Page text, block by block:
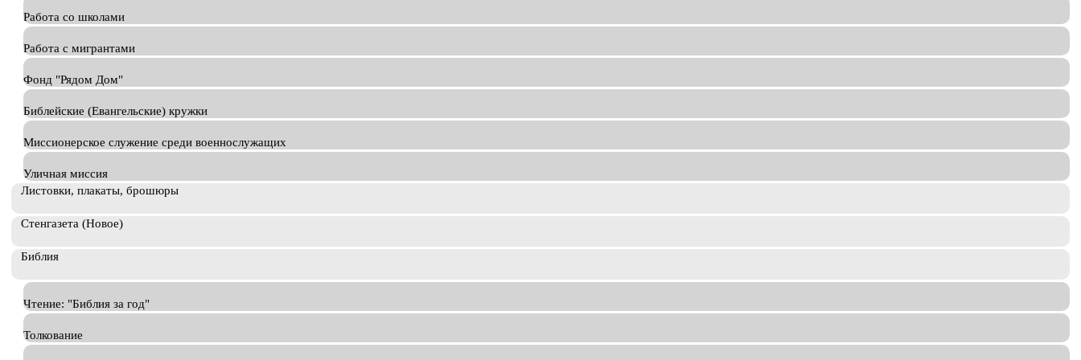
Работа со школами
Работа с мигрантами
Фонд "Рядом Дом"
Библейские (Евангельские) кружки
Миссионерское служение среди военнослужащих
Уличная миссия
Листовки, плакаты, брошюры
Стенгазета (Новое)
Библия
Чтение: "Библия за год"
Толкование